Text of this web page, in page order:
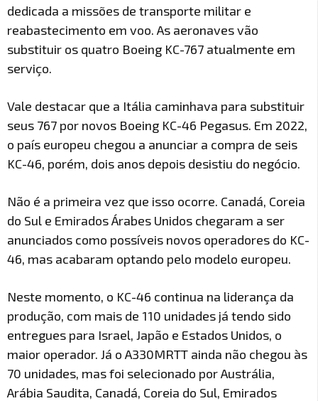
dedicada a missões de transporte militar e
reabastecimento em voo. As aeronaves vão
substituir os quatro Boeing KC-767 atualmente em
serviço.
Vale destacar que a Itália caminhava para substituir
seus 767 por novos Boeing KC-46 Pegasus. Em 2022,
o país europeu chegou a anunciar a compra de seis
KC-46, porém, dois anos depois desistiu do negócio.
Não é a primeira vez que isso ocorre. Canadá, Coreia
do Sul e Emirados Árabes Unidos chegaram a ser
anunciados como possíveis novos operadores do KC-
46, mas acabaram optando pelo modelo europeu.
Neste momento, o KC-46 continua na liderança da
produção, com mais de 110 unidades já tendo sido
entregues para Israel, Japão e Estados Unidos, o
maior operador. Já o A330MRTT ainda não chegou às
70 unidades, mas foi selecionado por Austrália,
Arábia Saudita, Canadá, Coreia do Sul, Emirados